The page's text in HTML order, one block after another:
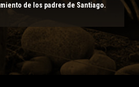
de los padres de Santiago.